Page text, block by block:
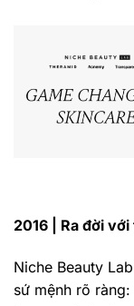
2016 | Ra đời
Niche Beauty
sứ mệnh rõ